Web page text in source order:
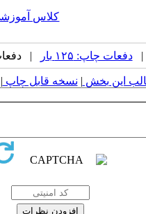
کلاس آموزشی
دفعات چاپ: ۱۲۵ بار | دفعات
این بخش | نسخه قابل چاپ |